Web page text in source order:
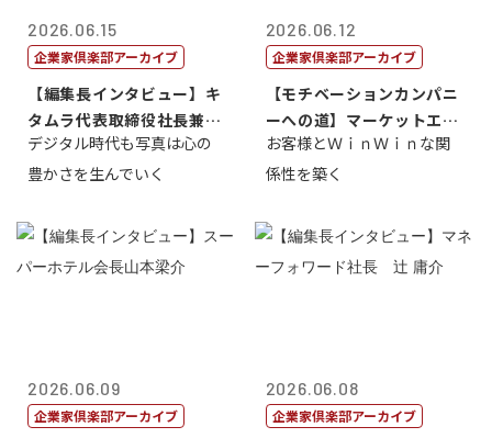
2026.06.15
企業家倶楽部アーカイブ
【編集長インタビュー】キ
タムラ代表取締役社長兼Ｃ
ＯＯ 武川 ...
デジタル時代も写真は心の
豊かさを生んでいく
2026.06.12
企業家倶楽部アーカイブ
【モチベーションカンパニ
ーへの道】マーケットエン
タープライズ...
お客様とＷｉｎＷｉｎな関
係性を築く
2026.06.09
企業家倶楽部アーカイブ
2026.06.08
企業家倶楽部アーカイブ